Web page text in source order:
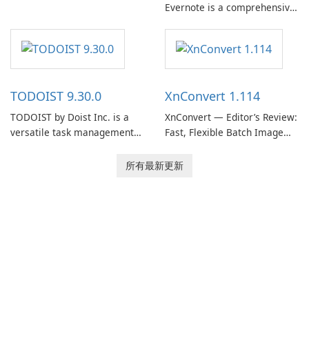
helps users capture ideas,
organize to-do lists, and keep
track of important
Evernote is a comprehensive
software designed to help
users capture, organize, and
access information across
TODOIST 9.30.0
TODOIST by Doist Inc. is a
versatile task management
XnConvert 1.114
XnConvert — Editor’s Review:
Fast, Flexible Batch Image
macOS and Linux XnConvert
所有最新更新